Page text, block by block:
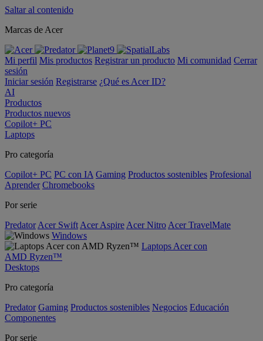
Saltar al contenido
Marcas de Acer
Mi perfil Mis productos Registrar un producto Mi comunidad Cerrar
sesión
Iniciar sesión Registrarse ¿Qué es Acer ID?
AI
Productos
Productos nuevos
Copilot+ PC
Laptops
Pro categoría
Copilot+ PC PC con IA Gaming Productos sostenibles Profesional
Aprender Chromebooks
Por serie
Predator Acer Swift Acer Aspire Acer Nitro Acer TravelMate
Windows
Laptops Acer con
AMD Ryzen™
Desktops
Pro categoría
Predator Gaming Productos sostenibles Negocios Educación
Componentes
Por serie